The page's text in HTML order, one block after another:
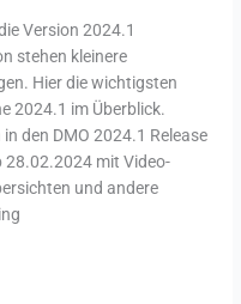
Version 2024.1
stehen kleinere
Hier die wichtigsten
2024.1 im Überblick.
den DMO 2024.1 Release
28.02.2024 mit Video-
und andere